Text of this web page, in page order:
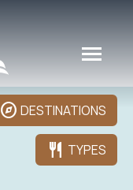
restaurant TYPES
explore DESTINATIONS